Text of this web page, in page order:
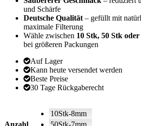
und Schärfe
Deutsche Qualität – gefüllt mit
maximale Filterung
Wähle zwischen 10 Stk, 50 Stk
bei größeren Packungen
Auf Lager
Kann heute versendet werden
Beste Preise
30 Tage Rückgaberecht
Anzahl
10Stk-8mm
50Stk-7mm